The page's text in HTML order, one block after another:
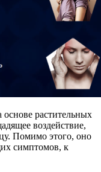
растительных
воздействие,
Помимо этого, оно
симптомов, к